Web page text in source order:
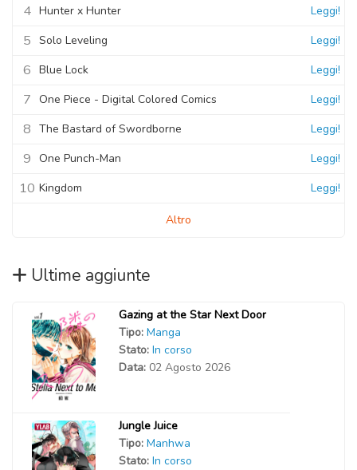
4 Hunter x Hunter Leggi!
5 Solo Leveling Leggi!
6 Blue Lock Leggi!
7 One Piece - Digital Colored Comics Leggi!
8 The Bastard of Swordborne Leggi!
9 One Punch-Man Leggi!
10 Kingdom Leggi!
Altro
Ultime aggiunte
Gazing at the Star Next Door
Tipo: Manga
Stato: In corso
Data: 02 Agosto 2026
Jungle Juice
Tipo: Manhwa
Stato: In corso